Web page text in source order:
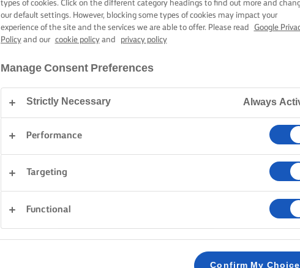
DE SANT
Inicio
MÉTODO
Para hacer la crema pastelera, calienta
fuego.
types of cookies. Click on the different category headings to find out more and
our default settings. However, blocking some types of cookies may impact your
experience of the site and the services we are able to offer. Please read
Google
Policyand our cookie policyand privacy policy
Manage Consent Preferences
Strictly Necessary Always
Performance
Targeting
Functional
Confirm My